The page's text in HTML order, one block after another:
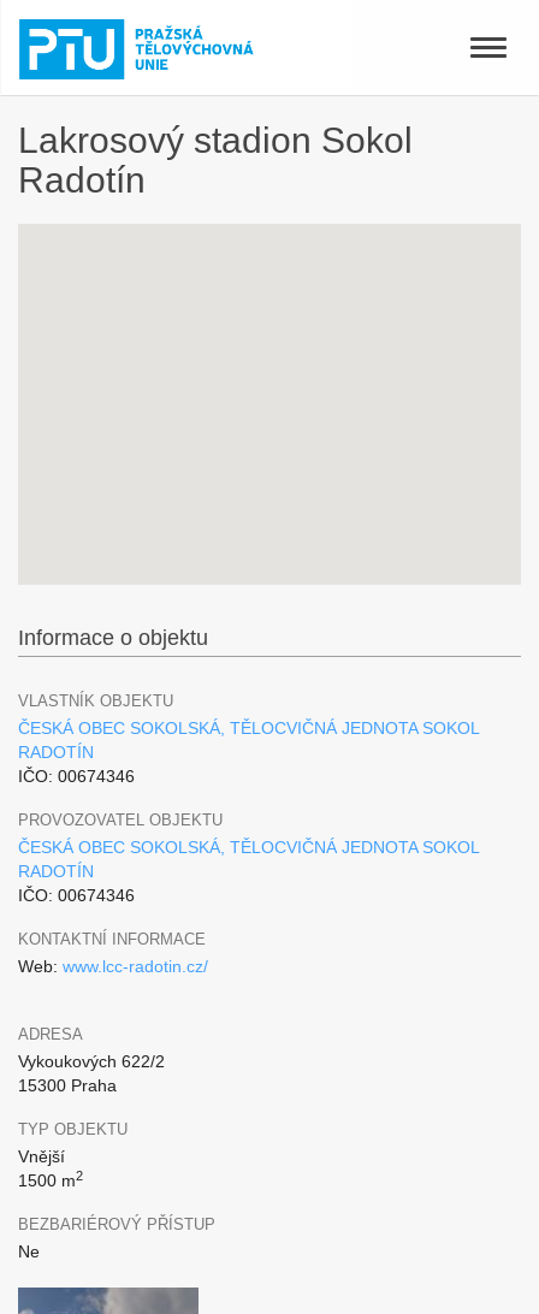
Toggle
Lakrosový stadion Sokol
Radotín
Informace o objektu
VLASTNÍK OBJEKTU
ČESKÁ OBEC SOKOLSKÁ, TĚLOCVIČNÁ JEDNOTA SOKOL
RADOTÍN
IČO: 00674346
PROVOZOVATEL OBJEKTU
ČESKÁ OBEC SOKOLSKÁ, TĚLOCVIČNÁ JEDNOTA SOKOL
RADOTÍN
IČO: 00674346
KONTAKTNÍ INFORMACE
Web: www.lcc-radotin.cz/
ADRESA
Vykoukových 622/2
15300 Praha
TYP OBJEKTU
Vnější
1500 m2
BEZBARIÉROVÝ PŘÍSTUP
Ne